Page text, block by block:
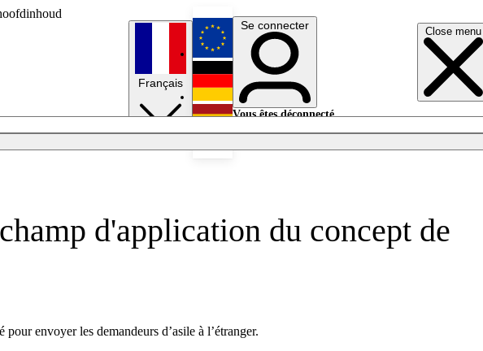
Close menu
Français
English
Deutsch
Se connecter
Vous êtes déconnecté.
d'application du concept de
envoyer les demandeurs d’asile à l’étranger.